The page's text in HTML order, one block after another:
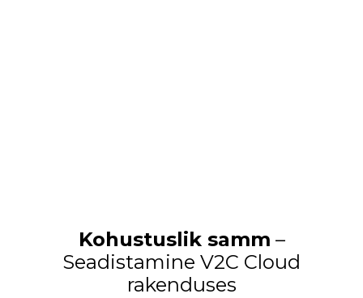
Kohustuslik samm –
Seadistamine V2C Cloud
rakenduses